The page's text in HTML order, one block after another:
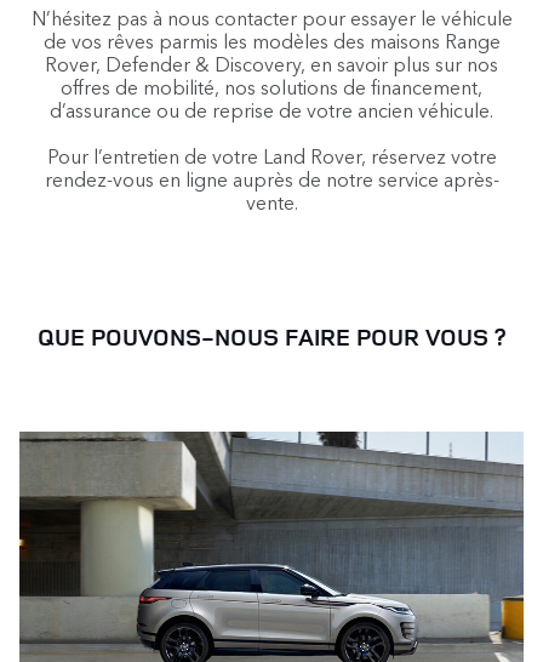
N’hésitez pas à nous contacter pour essayer le véhicule
de vos rêves parmis les modèles des maisons Range
Rover, Defender & Discovery, en savoir plus sur nos
offres de mobilité, nos solutions de financement,
d’assurance ou de reprise de votre ancien véhicule.
Pour l’entretien de votre Land Rover, réservez votre
rendez-vous en ligne auprès de notre service après-
vente.
QUE POUVONS-NOUS FAIRE POUR VOUS ?